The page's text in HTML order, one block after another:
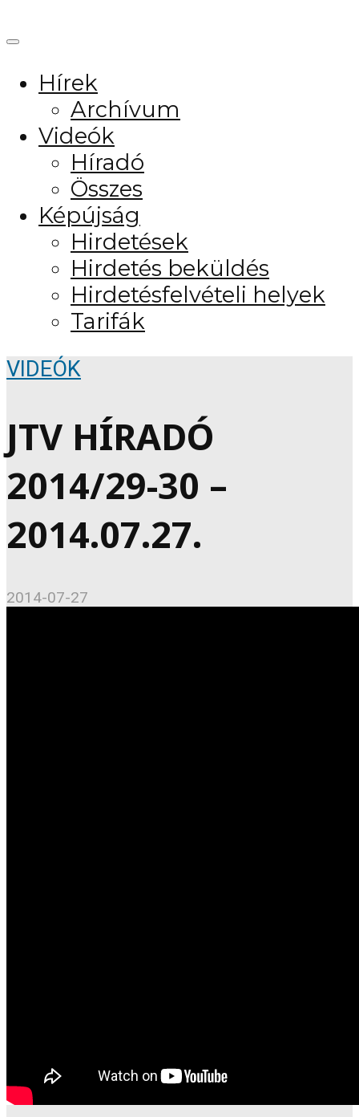
Hírek
Archívum
Videók
Híradó
Összes
Képújság
Hirdetések
Hirdetés beküldés
Hirdetésfelvételi helyek
Tarifák
VIDEÓK
JTV HÍRADÓ
2014/29-30 –
2014.07.27.
2014-07-27